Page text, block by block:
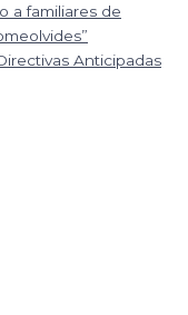
a familiares de
Anticipadas